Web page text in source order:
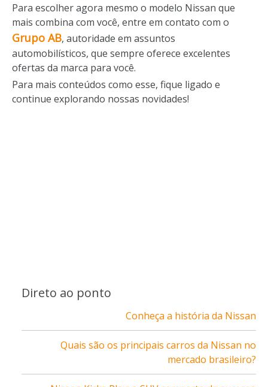
Para escolher agora mesmo o modelo Nissan que
mais combina com você, entre em contato com o
Grupo AB, autoridade em assuntos
automobilísticos, que sempre oferece excelentes
ofertas da marca para você.
Para mais conteúdos como esse, fique ligado e
continue explorando nossas novidades!
Direto ao ponto
Conheça a história da Nissan
Quais são os principais carros da Nissan no
mercado brasileiro?